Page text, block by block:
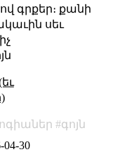
գրքեր։ քանի
սեւ
գոյն
04-30